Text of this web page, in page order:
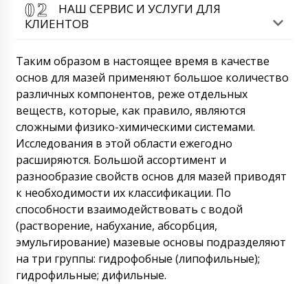
НАШ СЕРВИС И УСЛУГИ ДЛЯ
КЛИЕНТОВ
Таким образом в настоящее время в качестве
основ для мазей применяют большое количество
различных компонентов, реже отдельных
веществ, которые, как правило, являются
сложными физико-химическими системами.
Исследования в этой области ежегодно
расширяются. Большой ассортимент и
разнообразие свойств основ для мазей приводят
к необходимости их классификации. По
способности взаимодействовать с водой
(растворение, набухание, абсорбция,
эмульгирование) мазевые основы подразделяют
на три группы: гидрофобные (липофильные);
гидрофильные; дифильные.